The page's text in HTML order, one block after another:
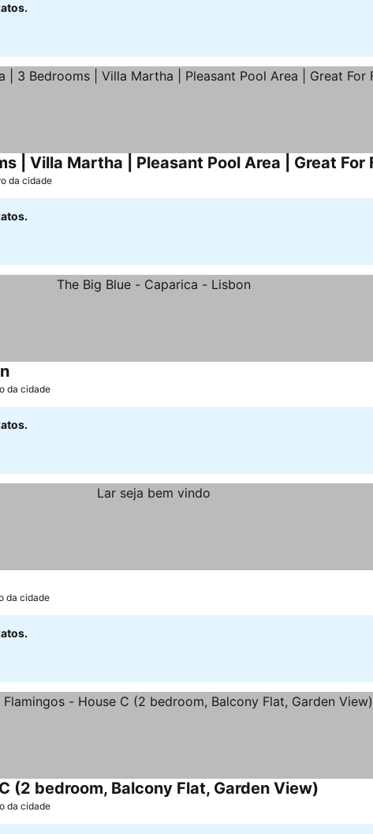
| Villa Martha | Pleasant Pool Area | Great For
da cidade
Ver preços
da cidade
da cidade
(2 bedroom, Balcony Flat, Garden View)
da cidade